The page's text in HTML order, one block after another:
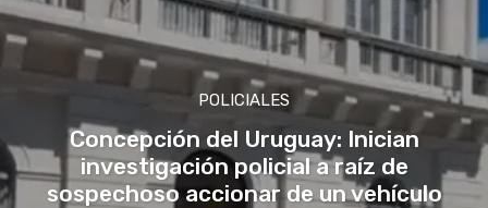
POLICIALES
Concepción del Uruguay: Inician
investigación policial a raíz de
sospechoso accionar de un vehículo